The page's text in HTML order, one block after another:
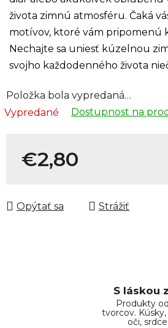
života zimnú atmosféru. Čaká
motívov, ktoré vám pripomenú
Nechajte sa uniesť kúzelnou
svojho každodenného života
Položka bola vypredaná…
Vypredané
Dostupnost na
€2,80
Opýtať sa Strážiť
S láskou
Produkty
tvorcov.
oči,